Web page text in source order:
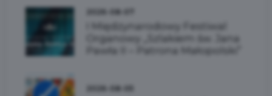
I Międzynarodowy Festiwal
Organowy „Szlakiem św. Jana
Pawła II – Patrona Małopolski”